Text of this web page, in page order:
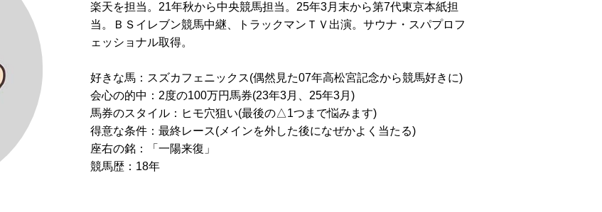
地方競馬全場コンピ楽天を担当。21年秋から中央競馬担当。25年3月末から第7代東京本紙担
当。ＢＳイレブン競馬中継、トラックマンＴＶ出演。サウナ・スパプロフ
ェッショナル取得。
好きな馬：スズカフェニックス(偶然見た07年高松宮記念から競馬好きに)
会心の的中：2度の100万円馬券(23年3月、25年3月)
馬券のスタイル：ヒモ穴狙い(最後の△1つまで悩みます)
得意な条件：最終レース(メインを外した後になぜかよく当たる)
座右の銘：「一陽来復」
競馬歴：18年